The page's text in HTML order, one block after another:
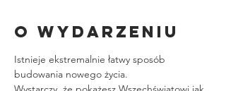
O wydarzeniu
Istnieje ekstremalnie łatwy sposób
budowania nowego życia.